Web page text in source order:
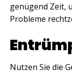
genügend Zeit,
Probleme
Nutzen Sie die